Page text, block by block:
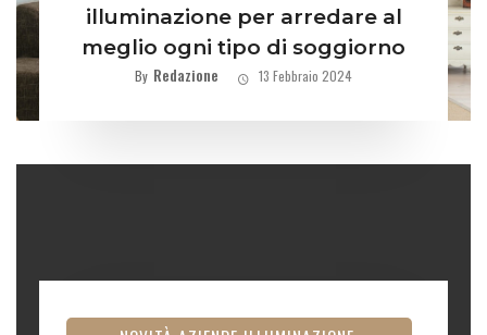
illuminazione per arredare al
meglio ogni tipo di soggiorno
By Redazione 13 Febbraio 2024